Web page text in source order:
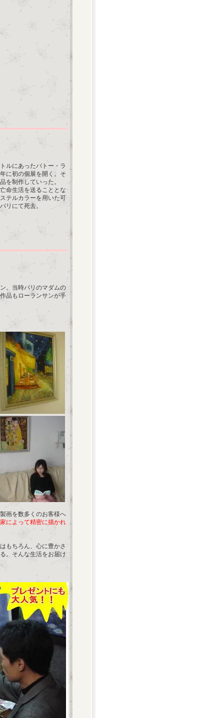
ルにあったバトー・ラ
に初の個展を開く。そ
を制作していった。
命生活を送ることとな
テルカラーを用いた可
リにて死去。
。当時パリのマダムの
品もローランサンが手
画を数多くのお客様へ
によって精密に描かれ
もちろん、心に豊かさ
。そんな生活をお届け